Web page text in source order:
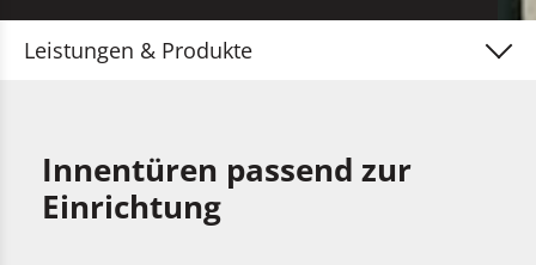
Leistungen & Produkte
Innentüren & Sicherheitstüren
Fenster & Insektenschutz
Innentüren passend zur
Einrichtung